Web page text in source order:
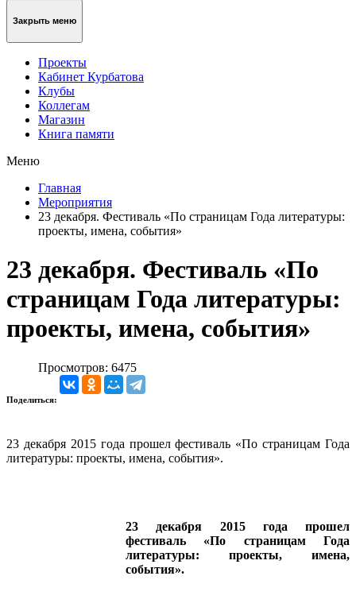
Закрыть меню
Проекты
Кабинет Курбатова
Клубы
Коллегам
Магазин
Книга памяти
Меню
Главная
Мероприятия
23 декабря. Фестиваль «По страницам Года литературы:
проекты, имена, события»
23 декабря. Фестиваль «По
страницам Года литературы:
проекты, имена, события»
Просмотров: 6475
Поделиться:
23 декабря 2015 года прошел фестиваль «По страницам Года
литературы: проекты, имена, события».
23 декабря 2015 года прошел
фестиваль «По страницам Года
литературы: проекты, имена,
события».